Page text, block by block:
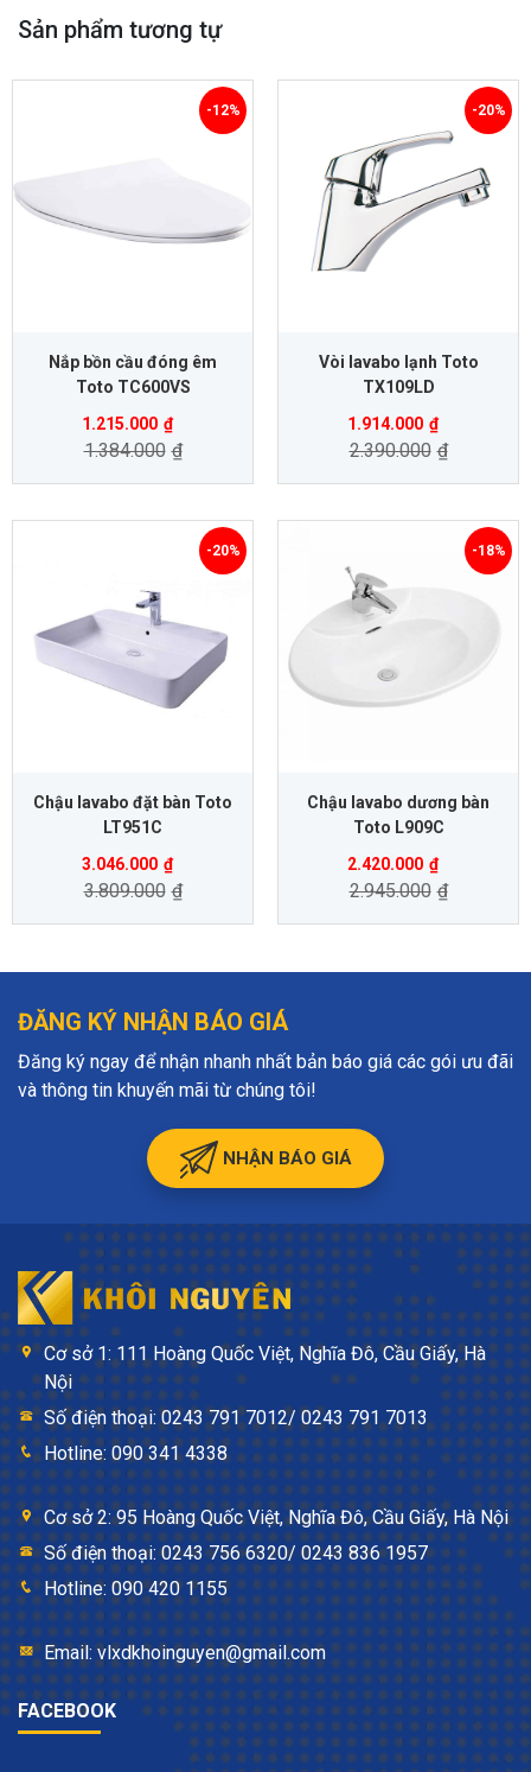
Sản phẩm tương tự
Nắp bồn cầu đóng êm
Toto TC600VS
1.215.000 ₫
1.384.000 ₫
-12%
Vòi lavabo lạnh Toto
TX109LD
1.914.000 ₫
2.390.000 ₫
-20%
Chậu lavabo đặt bàn Toto
LT951C
3.046.000 ₫
3.809.000 ₫
-20%
Chậu lavabo dương bàn
Toto L909C
2.420.000 ₫
2.945.000 ₫
-18%
ĐĂNG KÝ NHẬN BÁO GIÁ
Đăng ký ngay để nhận nhanh nhất bản báo giá các gói ưu đãi
và thông tin khuyến mãi từ chúng tôi!
NHẬN BÁO GIÁ
Cơ sở 1: 111 Hoàng Quốc Việt, Nghĩa Đô, Cầu Giấy, Hà
Nội
Số điện thoại: 0243 791 7012/ 0243 791 7013
Hotline: 090 341 4338
Cơ sở 2: 95 Hoàng Quốc Việt, Nghĩa Đô, Cầu Giấy, Hà Nội
Số điện thoại: 0243 756 6320/ 0243 836 1957
Hotline: 090 420 1155
Email: vlxdkhoinguyen@gmail.com
FACEBOOK